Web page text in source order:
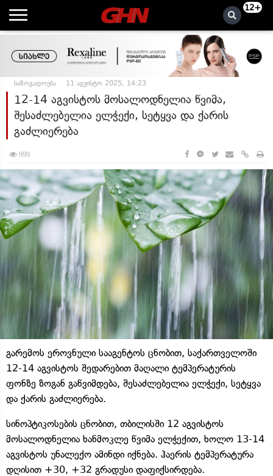
12+
საზოგადოება 11 აგვისტო 2025, 14:23
12-14 აგვისტოს მოსალოდნელია წვიმა,
შესაძლებელია ელჭექი, სეტყვა და ქარის
გაძლიერება
999
გარემოს ეროვნული სააგენტოს ცნობით, საქართველოში
12-14 აგვისტოს შედარებით მაღალი ტემპერატურის
ფონზე ზოგან გაწვიმდება, შესაძლებელია ელჭექი, სეტყვა
და ქარის გაძლიერება.
სინოპტიკოსების ცნობით, თბილისში 12 აგვისტოს
მოსალოდნელია ხანმოკლე წვიმა ელჭექით, ხოლო 13-14
აგვისტოს უნალექო ამინდი იქნება. ჰაერის ტემპერატურა
დღისით +30, +32 გრადუსი დაფიქსირდება.